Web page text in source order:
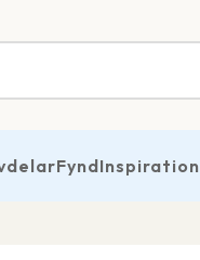
FyndInspiration